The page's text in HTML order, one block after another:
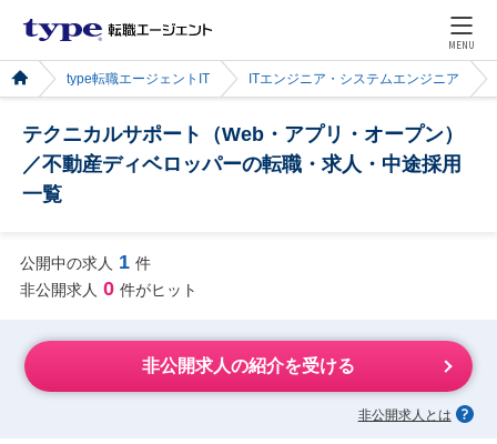
MENU
type転職エージェントIT ITエンジニア・システムエンジニア
テクニカルサポート（Web・アプリ・オープン）
／不動産ディベロッパーの転職・求人・中途採用
一覧
公開中の求人 1 件
非公開求人 0 件がヒット
非公開求人の紹介を受ける
非公開求人とは